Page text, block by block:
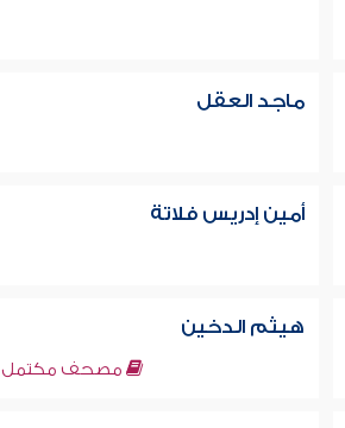
ماجد العقل
أمين إدريس فلاتة
هيثم الدخين
مصحف مكتمل